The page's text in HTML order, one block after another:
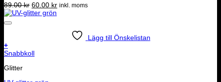
89.00kr Det
ursprungliga
60.00 krDet
60.00 kr.
inkl. moms
Lägg till Önskelistan
+
Snabbkoll
Glitter